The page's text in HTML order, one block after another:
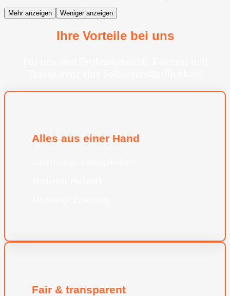
Mehr anzeigen Weniger anzeigen
Ihre Vorteile bei uns
Alles aus einer Hand
Fair & transparent